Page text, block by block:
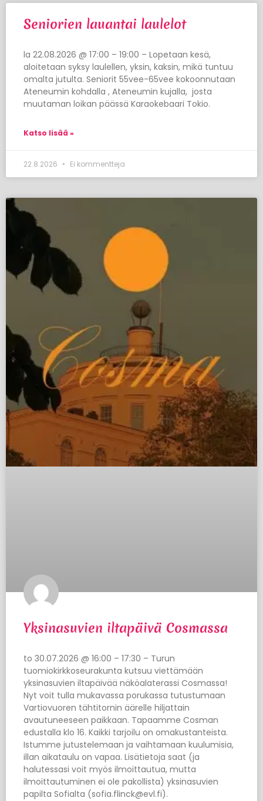
Seniorien lauantai laulelot
la 22.08.2026 @ 17:00 – 19:00 – Lopetaan kesä,
aloitetaan syksy laulellen, yksin, kaksin, mikä tuntuu
omalta jutulta. Seniorit 55vee-65vee kokoonnutaan
Ateneumin kohdalla , Ateneumin kujalla, josta
muutaman loikan päässä Karaokebaari Tokio.
Katso lisää »
22.8.2026 Ei kommentteja
Yksinasuvien iltapäivä Cosmassa
to 30.07.2026 @ 16:00 – 17:30 – Turun
tuomiokirkkoseurakunta kutsuu viettämään
yksinasuvien iltapäivää näköalaterassi Cosmassa!
Nyt voit tulla mukavassa porukassa tutustumaan
Vartiovuoren tähtitornin äärelle hiljattain
avautuneeseen paikkaan. Tapaamme Cosman
edustalla klo 16. Kaikki tarjoilu on omakustanteista.
Istumme jutustelemaan ja vaihtamaan kuulumisia,
illan aikataulu on vapaa. Lisätietoja saat (ja
halutessasi voit myös ilmoittautua, mutta
ilmoittautuminen ei ole pakollista) yksinasuvien
papilta Sofialta (sofia.flinck@evl.fi).